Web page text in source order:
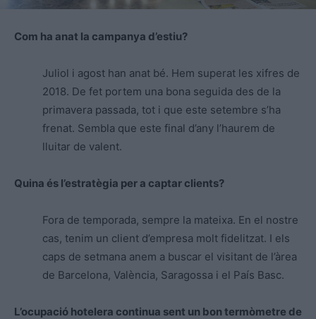
Com ha anat la campanya d’estiu?
Juliol i agost han anat bé. Hem superat les xifres de
2018. De fet portem una bona seguida des de la
primavera passada, tot i que este setembre s’ha
frenat. Sembla que este final d’any l’haurem de
lluitar de valent.
Quina és l’estratègia per a captar clients?
Fora de temporada, sempre la mateixa. En el nostre
cas, tenim un client d’empresa molt fidelitzat. I els
caps de setmana anem a buscar el visitant de l’àrea
de Barcelona, València, Saragossa i el País Basc.
L’ocupació hotelera continua sent un bon termòmetre de